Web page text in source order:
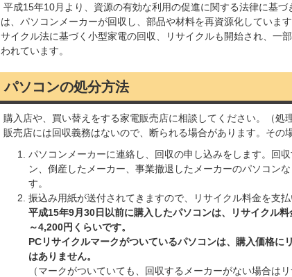
平成15年10月より、資源の有効な利用の促進に関する法律に基
は、パソコンメーカーが回収し、部品や材料を再資源化していま
サイクル法に基づく小型家電の回収、リサイクルも開始され、一
われています。
パソコンの処分方法
購入店や、買い替えをする家電販売店に相談してください。（処
販売店には回収義務はないので、断られる場合があります。その
パソコンメーカーに連絡し、回収の申し込みをします。回
ン、倒産したメーカー、事業撤退したメーカーのパソコン
す。
振込み用紙が送付されてきますので、リサイクル料金を支払
平成15年9月30日以前に購入したパソコンは、リサイクル
～4,200円くらいです。
PCリサイクルマークがついているパソコンは、購入価格に
はありません。
（マークがついていても、回収するメーカーがない場合は